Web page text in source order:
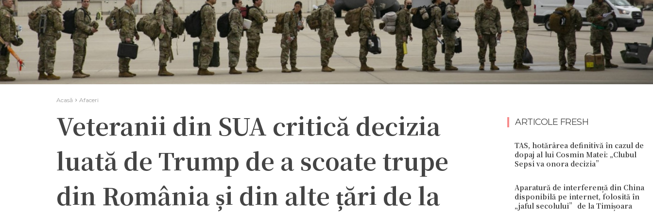
Acasă Afaceri
Veteranii din SUA critică decizia
luată de Trump de a scoate trupe
din România și din alte țări de la
ARTICOLE FRESH
TAS, hotărârea definitivă în cazul de
dopaj al lui Cosmin Matei: „Clubul
Sepsi va onora decizia”
Aparatură de interferență din China
disponibilă pe internet, folosită în
„jaful secolului” de la Timișoara